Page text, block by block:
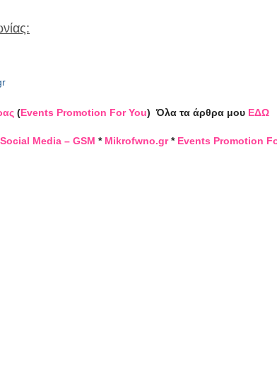
(Events Promotion For You) Όλα τα άρθρα μου ΕΔΩ
Media – GSM * Mikrofwno.gr* Events Promotion